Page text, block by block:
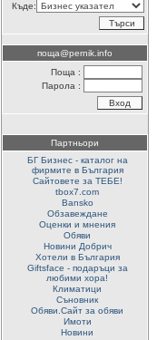
Къде:
поща@pernik.info
Поща :
Парола :
Партньори
БГ Бизнес - каталог на
фирмите в България
Сайтовете за ТЕБЕ!
tbox7.com
Bansko
Обзавеждане
Оценки и мнения
Обяви
Новини Добрич
Хотели в България
Giftsface - подаръци за
любими хора!
Климатици
Съновник
Обяви.Сайт за обяви
Имоти
Новини